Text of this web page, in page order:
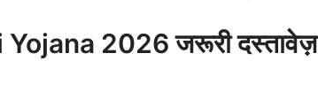
2026 जरूरी दस्तावेज़